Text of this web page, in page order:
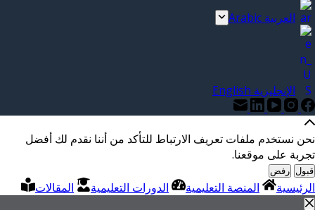
العربية Arabic
الإنجليزية English
نحن نستخدم ملفات تعريف الارتباط للتأكد من أننا نقدم لك أفضل
تجربة على موقعنا.
قبول رفض
الرئيسية المنصة التعليمية الدورات التعليمية
المقالات